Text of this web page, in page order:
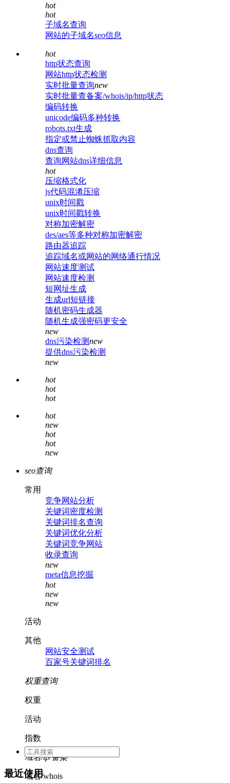
hot
hot
子域名查询
网站的子域名seo信息
hot
http状态查询
网站http状态检测
实时批量查询new
实时批量查备案/whois/ip/http状态
编码转换
unicode编码多种转换
robots.txt生成
指定或禁止蜘蛛抓取内容
dns查询
查询网站dns详细信息
hot
压缩格式化
js代码混淆压缩
unix时间戳
unix时间戳转换
对称加密解密
des/aes等多种对称加密解密
路由器追踪
追踪域名或网站的网络通行情况
网站速度测试
网站速度检测
短网址生成
生成url短链接
随机密码生成器
随机生成强密码更安全
new
dns污染检测new
提供dns污染检测
new
hot
hot
hot
hot
new
hot
hot
new
seo查询
常用
竞争网站分析
关键词密度检测
关键词排名查询
关键词优化分析
关键词竞争网站
收录查询
new
meta信息挖掘
hot
new
new
活动
其他
网站安全测试
百家号关键词排名
权重查询
权重
活动
指数
域名/ip/备案
域名/whois
最近使用